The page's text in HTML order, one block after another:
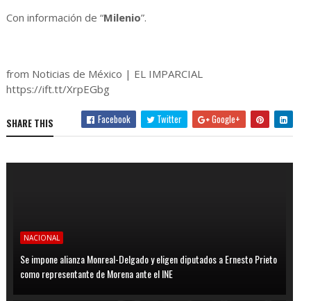
Con información de “Milenio”.
from Noticias de México | EL IMPARCIAL
https://ift.tt/XrpEGbg
SHARE THIS Facebook Twitter Google+
NACIONAL
Se impone alianza Monreal-Delgado y eligen diputados a Ernesto Prieto
como representante de Morena ante el INE